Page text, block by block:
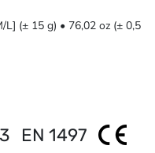
L] (± 15 g) • 76,02 oz (± 0,5
EN 1497